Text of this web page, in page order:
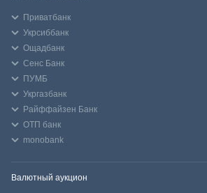
Приватбанк
Укрсиббанк
Ощадбанк
Сенс Банк
ПУМБ
Укргазбанк
Райффайзен Банк
ОТП банк
monobank
Валютный аукцион